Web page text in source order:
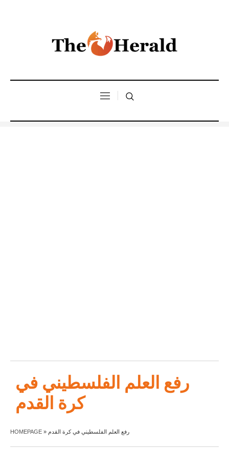
رفع العلم الفلسطيني في
كرة القدم
HOMEPAGE » رفع العلم الفلسطيني في كرة القدم